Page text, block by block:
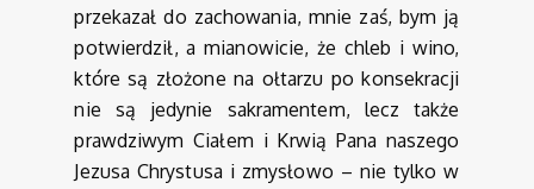
przekazał do zachowania, mnie zaś, bym ją
potwierdził, a mianowicie, że chleb i wino,
które są złożone na ołtarzu po konsekracji
nie są jedynie sakramentem, lecz także
prawdziwym Ciałem i Krwią Pana naszego
Jezusa Chrystusa i zmysłowo – nie tylko w